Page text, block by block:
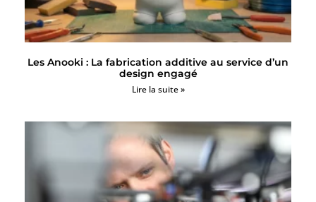
Les Anooki : La fabrication additive au service d’un
design engagé
Lire la suite »